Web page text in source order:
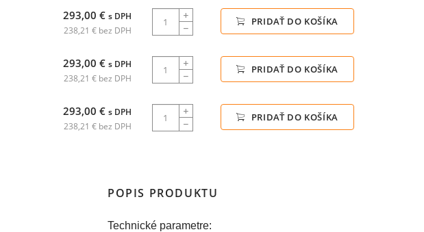
293,00 € s DPH
238,21 € bez DPH
PRIDAŤ DO KOŠÍKA
293,00 € s DPH
238,21 € bez DPH
PRIDAŤ DO KOŠÍKA
293,00 € s DPH
238,21 € bez DPH
PRIDAŤ DO KOŠÍKA
POPIS PRODUKTU
Technické parametre: